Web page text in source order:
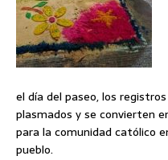
el día del paseo, los
plasmados y se convierten
para la comunidad católico
pueblo.